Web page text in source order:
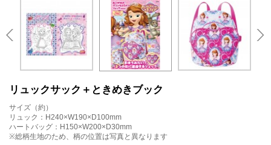
リュックサック＋ときめきブック
サイズ（約）
リュック：H240×W190×D100mm
ハートバッグ：H150×W200×D30mm
※総柄生地のため、柄の位置は写真と異なります